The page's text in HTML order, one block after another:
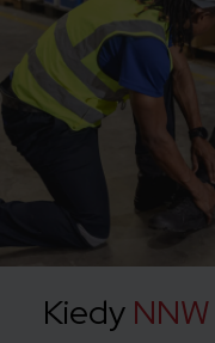
Kiedy NNW